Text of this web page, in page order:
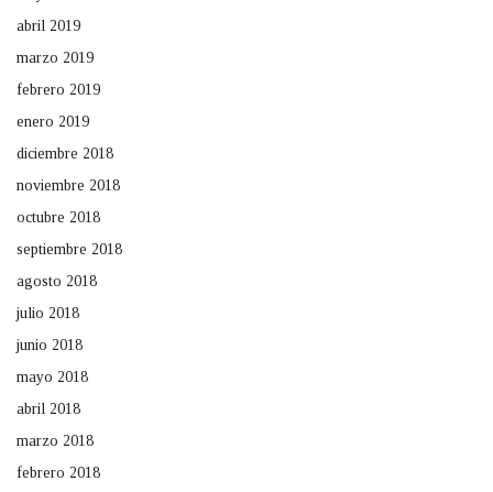
abril 2019
marzo 2019
febrero 2019
enero 2019
diciembre 2018
noviembre 2018
octubre 2018
septiembre 2018
agosto 2018
julio 2018
junio 2018
mayo 2018
abril 2018
marzo 2018
febrero 2018